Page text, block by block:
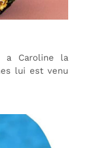
a Caroline la
lui est venu